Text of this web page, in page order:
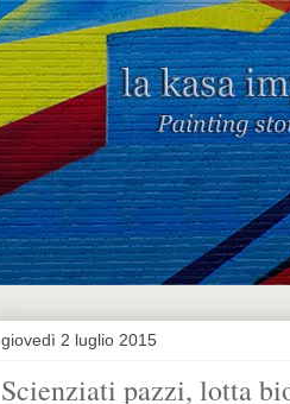
giovedì 2 luglio 2015
Scienziati pazzi, lotta